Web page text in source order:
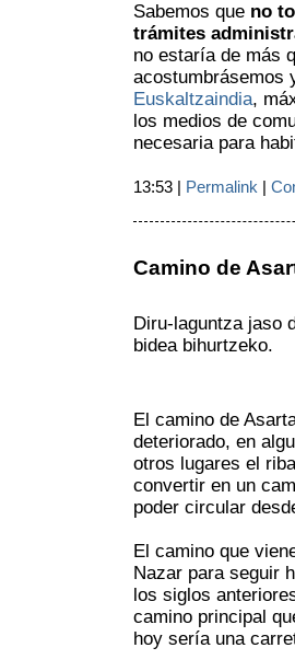
Sabemos que no
trámites
no estaría de más
acostumbrásemos
Euskaltzaindia,
los medios de
necesaria para
13:53 | Permalink|
Camino de
Diru-laguntza jaso
bidea bihurtzeko.
El camino de
deteriorado, en
otros lugares el
convertir en un
poder circular
El camino que
Nazar para seguir
los siglos
camino principal
hoy sería una